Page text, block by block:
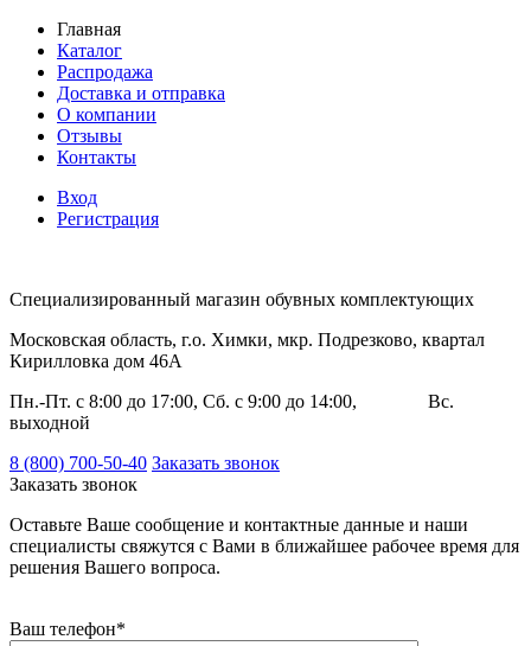
Главная
Каталог
Распродажа
Доставка и отправка
О компании
Отзывы
Контакты
Вход
Регистрация
Специализированный магазин обувных комплектующих
Московская область, г.о. Химки, мкр. Подрезково, квартал
Кирилловка дом 46А
Пн.-Пт. с 8:00 до 17:00, Сб. с 9:00 до 14:00, Вс.
выходной
8 (800) 700-50-40 Заказать звонок
Заказать звонок
Оставьте Ваше сообщение и контактные данные и наши
специалисты свяжутся с Вами в ближайшее рабочее время для
решения Вашего вопроса.
Ваш телефон*